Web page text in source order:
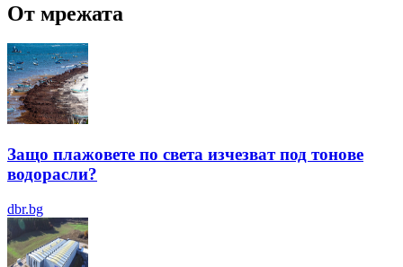
От мрежата
Защо плажовете по света изчезват под тонове
водорасли?
dbr.bg